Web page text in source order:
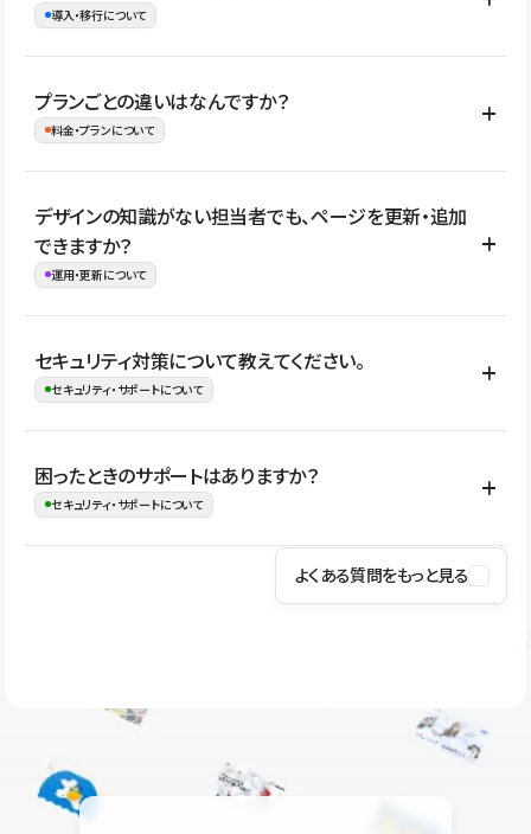
Studio上に再構築する形で移行できます。 WordPressの場合は、
イト全体のデザインや設定がそのまま移行されるわけではないた
め、移行後にページ構成やデザイン、CMS設計、URL・リダイレク
導入・移行について
はい。アクセス規模が大きいサイトや、複数部門での運用、権限管
理、セキュリティ確認、既存システムとの連携など、個別の要件が
ない段階でも、お問い合わせください。
お問合せはこちら
プランごとの違いはなんですか？
料金・プランについて
公開ページ数、バージョン履歴の期間、CMS利用数の上限、権限
管理の有無などがプランごとに異なります。詳しくは料金プランペ
ージをご覧ください。
デザインの知識がない担当者でも、ページを更新・追加
できますか？
運用・更新について
はい。CMSやコンポーネントを活用して更新範囲を設計しておく
ことで、デザインを崩しにくい状態で運用できます。 さらにコン
ながらレイアウトに影響を与えずに更新作業を進めやすくなりま
す。
セキュリティ対策について教えてください。
セキュリティ・サポートについて
Studioでは、公開サイトやサービスを安全に利用できるよう、通信
の暗号化、データ保護、アクセス管理、脆弱性対策など、複数の観
はSSL/TLSによる通信暗号化に対応しており、悪質なスクリプトの
困ったときのサポートはありますか？
セキュリティ・サポートについて
操作方法や機能については、ヘルプセンターでご確認いただけま
ユーザー同士で質問・相談できるコミュニティもご利用ください。
よくある質問をもっと見る